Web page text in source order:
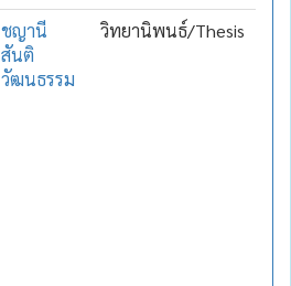
ชญานี
สันติ
วัฒนธรรม
วิทยานิพนธ์/Thesis